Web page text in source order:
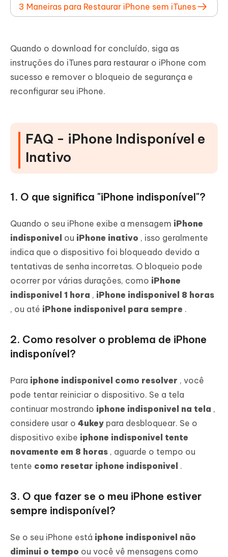
3 Maneiras para Restaurar iPhone sem iTunes
Quando o download for concluído, siga as
instruções do iTunes para restaurar o iPhone com
sucesso e remover o bloqueio de segurança e
reconfigurar seu iPhone.
FAQ - iPhone Indisponível e
Inativo
1. O que significa "iPhone indisponível"?
Quando o seu iPhone exibe a mensagem iPhone
indisponivel ou iPhone inativo , isso geralmente
indica que o dispositivo foi bloqueado devido a
tentativas de senha incorretas. O bloqueio pode
ocorrer por várias durações, como iPhone
indisponivel 1 hora , iPhone indisponivel 8 horas
, ou até iPhone indisponivel para sempre .
2. Como resolver o problema de iPhone
indisponível?
Para iphone indisponivel como resolver , você
pode tentar reiniciar o dispositivo. Se a tela
continuar mostrando iphone indisponivel na tela ,
considere usar o 4ukey para desbloquear. Se o
dispositivo exibe iphone indisponivel tente
novamente em 8 horas , aguarde o tempo ou
tente como resetar iphone indisponivel .
3. O que fazer se o meu iPhone estiver
sempre indisponível?
Se o seu iPhone está iphone indisponivel não
diminui o tempo ou você vê mensagens como